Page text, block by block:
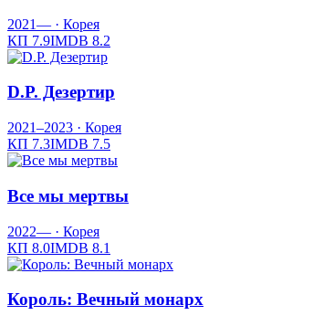
2021— · Корея
КП 7.9IMDB 8.2
D.P. Дезертир
2021–2023 · Корея
КП 7.3IMDB 7.5
Все мы мертвы
2022— · Корея
КП 8.0IMDB 8.1
Король: Вечный монарх